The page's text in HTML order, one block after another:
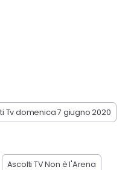
Tv domenica 7 giugno 2020
Ascolti TV Non è l'Arena